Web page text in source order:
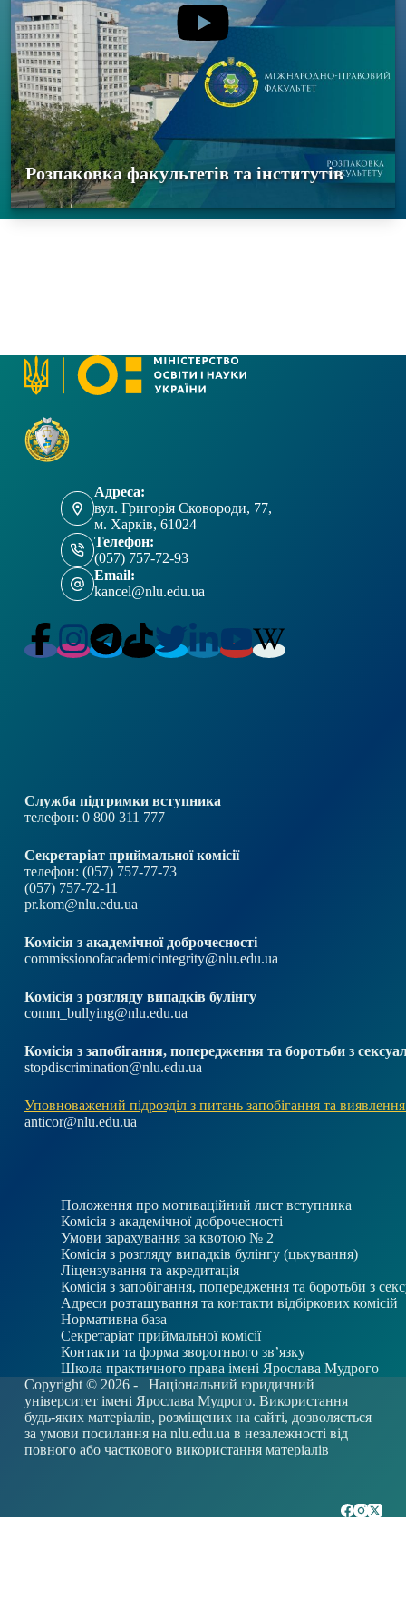
Розпаковка факультетів та інститутів
Адреса:
вул. Григорія Сковороди, 77,
м. Харків, 61024
Телефон:
(057) 757-72-93
Email:
kancel@nlu.edu.ua
Служба підтримки вступника
телефон: 0 800 311 777
Секретаріат приймальної комісії
телефон: (057) 757-77-73
(057) 757-72-11
pr.kom@nlu.edu.ua
Комісія з академічної доброчесності
commissionofacademicintegrity@nlu.edu.ua
Комісія з розгляду випадків булінгу
comm_bullying@nlu.edu.ua
Комісія з запобігання, попередження та боротьби з
stopdiscrimination@nlu.edu.ua
Уповноважений підрозділ з питань запобігання та виявлення
anticor@nlu.edu.ua
Положення про мотиваційний лист вступника
Комісія з академічної доброчесності
Умови зарахування за квотою № 2
Комісія з розгляду випадків булінгу (цькування)
Ліцензування та акредитація
Комісія з запобігання, попередження та боротьби з
Адреси розташування та контакти відбіркових комісій
Нормативна база
Секретаріат приймальної комісії
Контакти та форма зворотнього зв’язку
Школа практичного права імені Ярослава Мудрого
Copyright © 2026 - Національний юридичний
університет імені Ярослава Мудрого. Використання
будь-яких матеріалів, розміщених на сайті, дозволяється
за умови посилання на nlu.edu.ua в незалежності від
повного або часткового використання матеріалів